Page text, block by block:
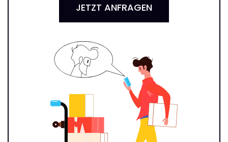
JETZT ANFRAGEN